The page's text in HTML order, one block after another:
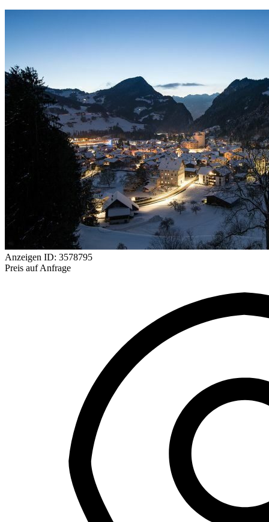
Anzeigen ID: 3578795
Preis auf Anfrage